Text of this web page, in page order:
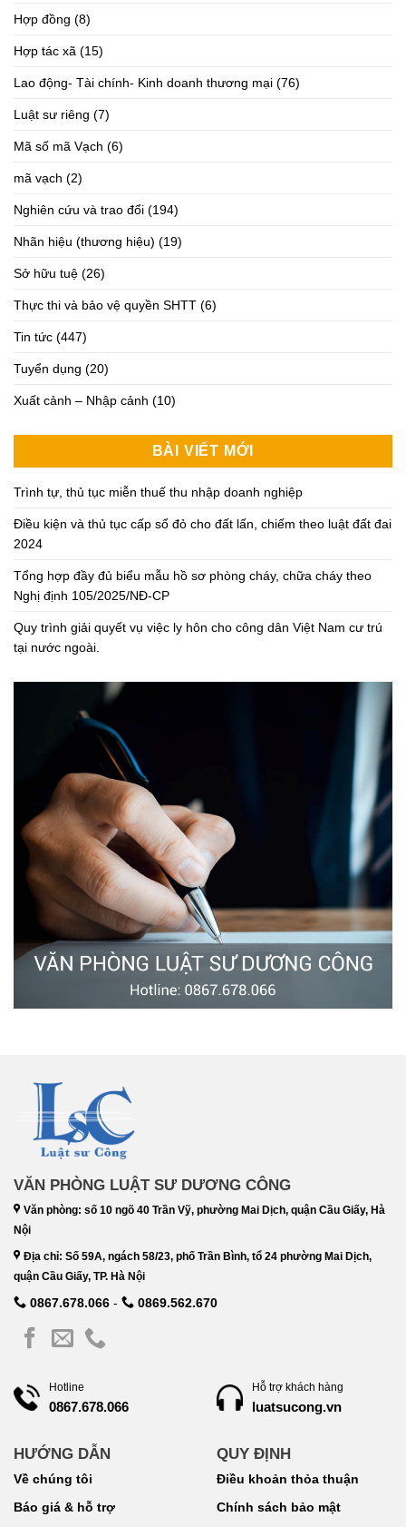
Hợp đồng (8)
Hợp tác xã (15)
Lao động- Tài chính- Kinh doanh thương mại (76)
Luật sư riêng (7)
Mã số mã Vạch (6)
mã vạch (2)
Nghiên cứu và trao đổi (194)
Nhãn hiệu (thương hiệu) (19)
Sở hữu tuệ (26)
Thực thi và bảo vệ quyền SHTT (6)
Tin tức (447)
Tuyển dụng (20)
Xuất cảnh – Nhập cảnh (10)
BÀI VIẾT MỚI
Trình tự, thủ tục miễn thuế thu nhập doanh nghiệp
Điều kiện và thủ tục cấp sổ đỏ cho đất lấn, chiếm theo luật đất đai
2024
Tổng hợp đầy đủ biểu mẫu hồ sơ phòng cháy, chữa cháy theo
Nghị định 105/2025/NĐ-CP
Quy trình giải quyết vụ việc ly hôn cho công dân Việt Nam cư trú
tại nước ngoài.
VĂN PHÒNG LUẬT SƯ DƯƠNG CÔNG
Văn phòng: số 10 ngõ 40 Trần Vỹ, phường Mai Dịch, quận Cầu Giấy, Hà
Nội
Địa chỉ: Số 59A, ngách 58/23, phố Trần Bình, tổ 24 phường Mai Dịch,
quận Cầu Giấy, TP. Hà Nội
0867.678.066 - 0869.562.670
Hotline
0867.678.066
HƯỚNG DẪN
Về chúng tôi
Báo giá & hỗ trợ
Hỗ trợ khách hàng
luatsucong.vn
QUY ĐỊNH
Điều khoản thỏa thuận
Chính sách bảo mật